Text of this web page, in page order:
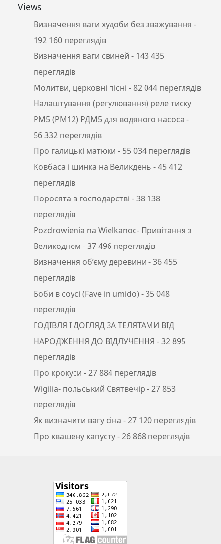
Views
Визначення ваги худоби без зважування -
192 160 переглядів
Визначення ваги свиней - 143 435
переглядів
Молитви, церковні пісні - 82 044 переглядів
Налаштування (регулювання) реле тиску
РМ5 (РМ12) РДМ5 для водяного насоса -
56 332 переглядів
Про галицькі матюки - 55 034 переглядів
Ковбаса і шинка на Великдень - 45 412
переглядів
Поросята в господарстві - 38 138
переглядів
Pozdrowienia na Wielkanoc- Привітання з
Великоднем - 37 496 переглядів
Визначення об’єму деревини - 36 455
переглядів
Боби в соусі (Fave in umido) - 35 048
переглядів
ГОДІВЛЯ І ДОГЛЯД ЗА ТЕЛЯТАМИ ВІД
НАРОДЖЕННЯ ДО ВІДЛУЧЕННЯ - 32 895
переглядів
Про крокуси - 27 884 переглядів
Wigilia- польський Святвечір - 27 853
переглядів
Як визначити вагу сіна - 27 120 переглядів
Про квашену капусту- 26 868 переглядів